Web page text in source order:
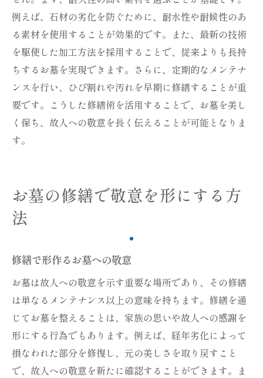
例えば、石材の劣化を防ぐために、耐水性や耐候性のあ
る素材を使用することが効果的です。また、最新の技術
を駆使した加工方法を採用することで、従来よりも長持
ちするお墓を実現できます。さらに、定期的なメンテナ
ンスを行い、ひび割れや汚れを早期に修繕することが重
要です。こうした修繕術を活用することで、お墓を美し
く保ち、故人への敬意を長く伝えることが可能となりま
す。
お墓の修繕で敬意を形にする方
法
修繕で形作るお墓への敬意
お墓は故人への敬意を示す重要な場所であり、その修繕
は単なるメンテナンス以上の意味を持ちます。修繕を通
じてお墓を整えることは、家族の思いや故人への感謝を
形にする行為でもあります。例えば、経年劣化によって
損なわれた部分を修復し、元の美しさを取り戻すこと
で、故人への敬意を新たに確認することができます。ま